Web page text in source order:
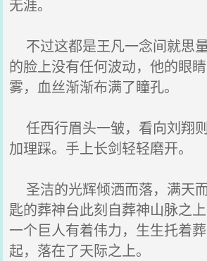
无涯。
不过这都是王凡一念间就思
的脸上没有任何波动，他的眼
雾，血丝渐渐布满了瞳孔。
任西行眉头一皱，看向刘翔
加理踩。手上长剑轻轻磨开。
圣洁的光辉倾洒而落，满天
匙的葬神台此刻自葬神山脉之
一个巨人有着伟力，生生托着
起，落在了天际之上。